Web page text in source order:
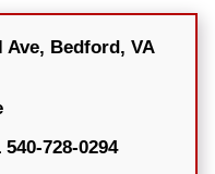
Ave, Bedford, VA
540-728-0294